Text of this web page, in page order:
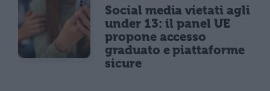
Social media vietati agli
under 13: il panel UE
propone accesso
graduato e piattaforme
sicure